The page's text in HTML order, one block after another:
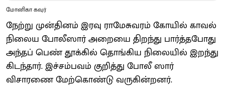
மோனிகா கவுர்
நேற்று முன்தினம் இரவு ராமேசுவரம் கோயில் காவல்
நிலைய போலீஸார் அறையை திறந்து பார்த்தபோது
அந்தப் பெண் தூக்கில் தொங்கிய நிலையில் இறந்து
கிடந்தார். இச்சம்பவம் குறித்து போலீ ஸார்
விசாரணை மேற்கொண்டு வருகின்றனர்.